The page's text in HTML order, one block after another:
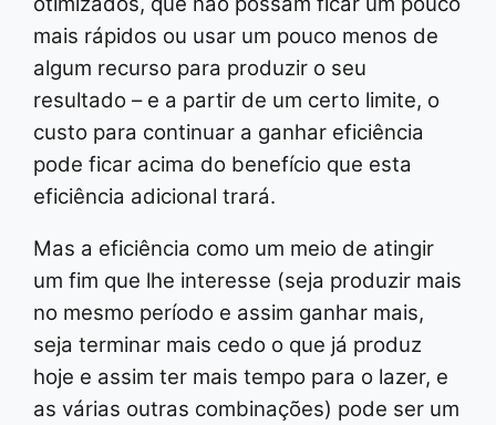
mais rápidos ou usar um pouco menos de
algum recurso para produzir o seu
resultado – e a partir de um certo limite, o
custo para continuar a ganhar eficiência
pode ficar acima do benefício que esta
eficiência adicional trará.
Mas a eficiência como um meio de atingir
um fim que lhe interesse (seja produzir mais
no mesmo período e assim ganhar mais,
seja terminar mais cedo o que já produz
hoje e assim ter mais tempo para o lazer, e
as várias outras combinações) pode ser um